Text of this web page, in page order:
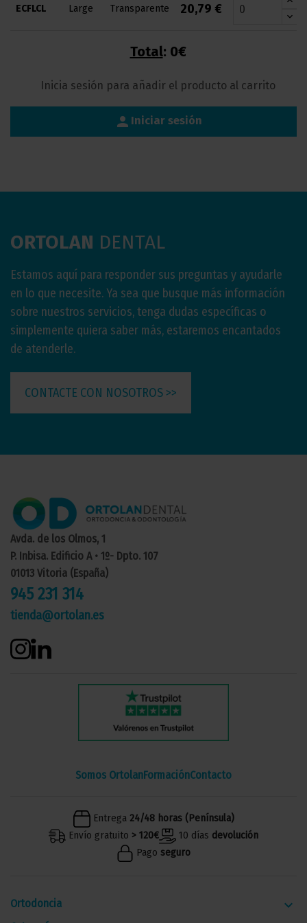
ECFLCL Large Transparente 20,79 €
Total: 0€
Inicia sesión para añadir el producto al carrito
person Iniciar sesión
ORTOLAN DENTAL
Estamos aquí para responder sus preguntas y ayudarle
en lo que necesite. Ya sea que busque más información
sobre nuestros servicios, tenga dudas específicas o
simplemente quiera saber más, estaremos encantados
de atenderle.
CONTACTE CON NOSOTROS >>
Avda. de los Olmos, 1
P. Inbisa. Edificio A • 1º- Dpto. 107
01013 Vitoria (España)
945 231 314
tienda@ortolan.es
Somos OrtolanFormaciónContacto
Entrega 24/48 horas (Península)
Envío gratuito > 120€ 10 días devolución
Pago seguro
Ortodoncia keyboard_arrow_down